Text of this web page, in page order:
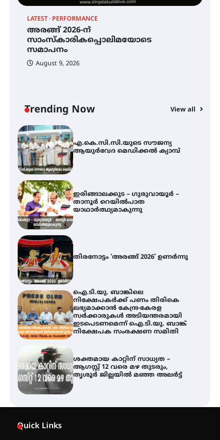
LATEST PERFORMANCE
അരങ്ങ് 2026-ന്
സാംസ്കാരികപ്പൊലിമയോടെ
സമാപനം
August 9, 2026
Trending Now View all
ശക്തമായ കാറ്റിന് സാധ്യത –
ആഗസ്റ്റ് 12 വരെ മഴ തുടരും,
തൃശൂർ ജില്ലയിൽ മഞ്ഞ അലർട്ട്
എ.കെ.സി.സി.യുടെ സൗജന്യ
ആയുർവേദ മെഡിക്കൽ ക്യാമ്പ്
ഇരിങ്ങാലക്കുട – ഗുരുവായൂർ –
താനൂർ റെയിൽപാത
യാഥാർത്ഥ്യമാകുന്നു
തിരനോട്ടം ‘അരങ്ങ് 2026’ ഉണർന്നു
ഐ.ടി.യു. ബാങ്കിലെ
നിക്ഷേപകർക്ക് പണം തിരികെ
ലഭ്യമാക്കാൻ കേന്ദ്ര-കേരള
സർക്കാരുകൾ അടിയന്തരമായി
ഇടപെടണമെന്ന് ഐ.ടി.യു. ബാങ്ക്
നിക്ഷേപക സംരക്ഷണ സമിതി
ശക്തമായ കാറ്റിന് സാധ്യത –
ആഗസ്റ്റ് 12 വരെ മഴ തുടരും,
തൃശൂർ ജില്ലയിൽ മഞ്ഞ അലർട്ട്
അരങ്ങ് 2026-ന്
Quick Links